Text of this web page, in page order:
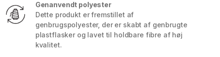
Genanvendt polyester
Dette produkt er fremstillet af
genbrugspolyester, der er skabt af genbrugte
plastflasker og lavet til holdbare fibre af høj
kvalitet.